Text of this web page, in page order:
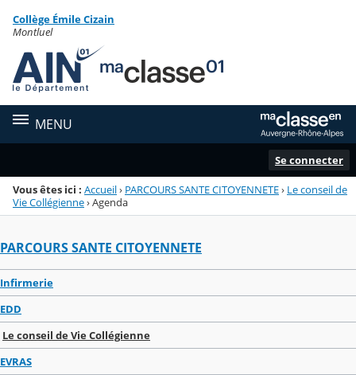
Menu de la rubrique
Contenu
Collège Émile Cizain
Montluel
MENU
Se connecter
Vous êtes ici : Accueil› PARCOURS SANTE CITOYENNETE› Le conseil de
Vie Collégienne›Agenda
PARCOURS SANTE CITOYENNETE
Infirmerie
EDD
Le conseil de Vie Collégienne
EVRAS